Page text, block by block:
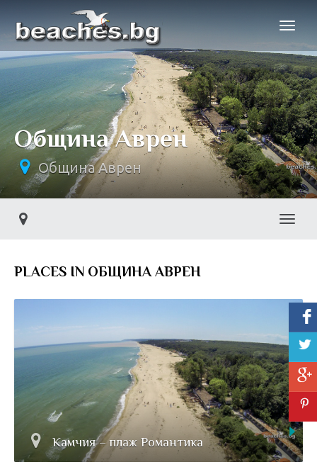
Община Аврен
Община Аврен
PLACES IN ОБЩИНА АВРЕН
Камчия – плаж Романтика